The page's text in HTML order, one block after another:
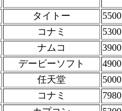
タイトー
5500
コナミ
5300
ナムコ
3900
デービーソフト
4900
任天堂
5000
コナミ
7980